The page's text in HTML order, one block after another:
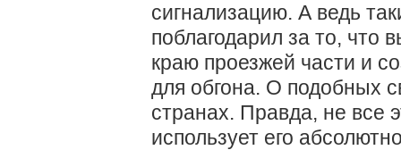
сигнализацию. А ведь
поблагодарил за то, что
краю проезжей части и
для обгона. О подобных
странах. Правда, не все
использует его